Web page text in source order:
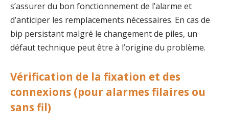
s’assurer du bon fonctionnement de l’alarme et
d’anticiper les remplacements nécessaires. En cas de
bip persistant malgré le changement de piles, un
défaut technique peut être à l’origine du problème.
Vérification de la fixation et des
connexions (pour alarmes filaires ou
sans fil)